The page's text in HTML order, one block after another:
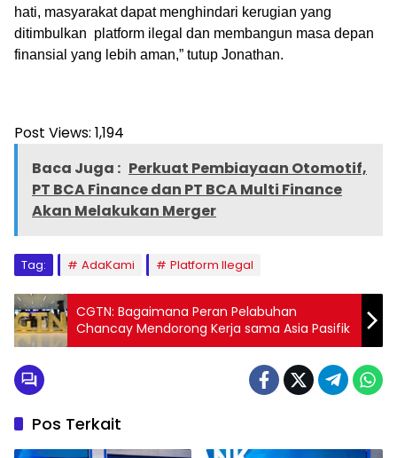
hati, masyarakat dapat menghindari kerugian yang
ditimbulkan platform ilegal dan membangun masa depan
finansial yang lebih aman,” tutup Jonathan.
Post Views: 1,194
Baca Juga : Perkuat Pembiayaan Otomotif,
PT BCA Finance dan PT BCA Multi Finance
Akan Melakukan Merger
Tag: AdaKami Platform Ilegal
CGTN: Bagaimana Peran Pelabuhan
Chancay Mendorong Kerja sama Asia Pasifik
Pos Terkait